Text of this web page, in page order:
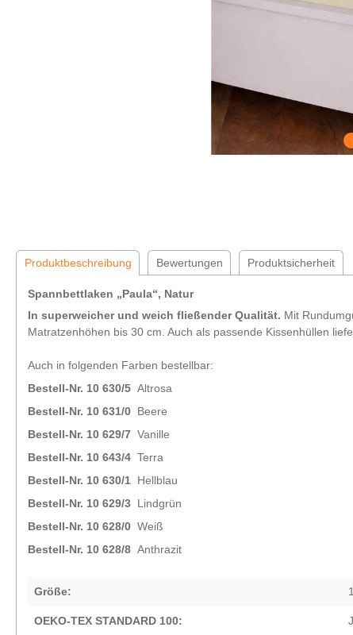
Produktbeschreibung Bewertungen Produktsicherheit
Spannbettlaken „Paula“, Natur
In superweicher und weich fließender Qualität. Mit
Matratzenhöhen bis 30 cm. Auch als passende Kissenhüllen
Auch in folgenden Farben bestellbar:
Bestell-Nr. 10 630/5 Altrosa
Bestell-Nr. 10 631/0 Beere
Bestell-Nr. 10 629/7 Vanille
Bestell-Nr. 10 643/4 Terra
Bestell-Nr. 10 630/1 Hellblau
Bestell-Nr. 10 629/3 Lindgrün
Bestell-Nr. 10 628/0 Weiß
Bestell-Nr. 10 628/8 Anthrazit
Größe:
OEKO-TEX STANDARD 100: